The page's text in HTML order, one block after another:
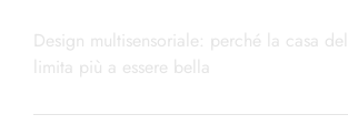
Design multisensoriale: perché la casa
limita più a essere bella